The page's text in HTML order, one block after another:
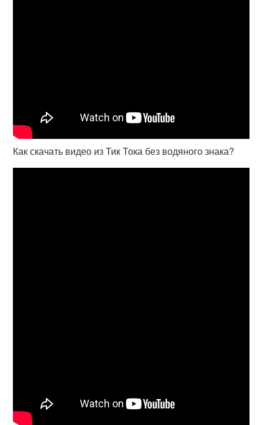
Как скачать видео из Тик Тока без водяного знака?